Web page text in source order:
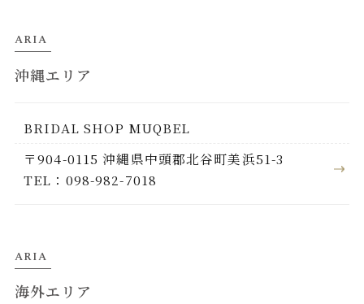
ARIA
沖縄エリア
BRIDAL SHOP MUQBEL
〒904-0115 沖縄県中頭郡北谷町美浜51-3
TEL：098-982-7018
ARIA
海外エリア